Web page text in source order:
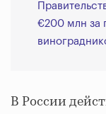
€200 млн за
В России